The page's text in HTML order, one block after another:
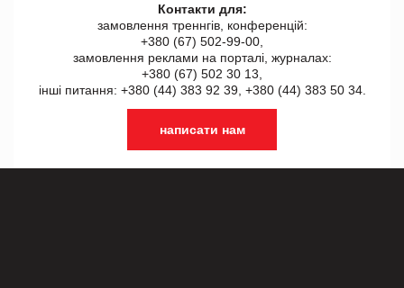
Контакти для:
замовлення треннгів, конференцій:
+380 (67) 502-99-00,
замовлення реклами на порталі, журналах:
+380 (67) 502 30 13,
інші питання: +380 (44) 383 92 39, +380 (44) 383 50 34.
написати нам